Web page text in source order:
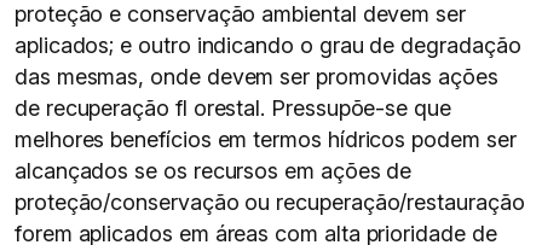
proteção e conservação ambiental devem ser
aplicados; e outro indicando o grau de degradação
das mesmas, onde devem ser promovidas ações
de recuperação fl orestal. Pressupõe-se que
melhores benefícios em termos hídricos podem ser
alcançados se os recursos em ações de
proteção/conservação ou recuperação/restauração
forem aplicados em áreas com alta prioridade de